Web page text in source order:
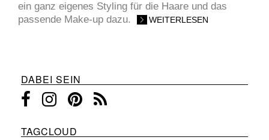
ein ganz eigenes Styling für die Haare und das
passende Make-up dazu.
WEITERLESEN
DABEI SEIN
TAGCLOUD